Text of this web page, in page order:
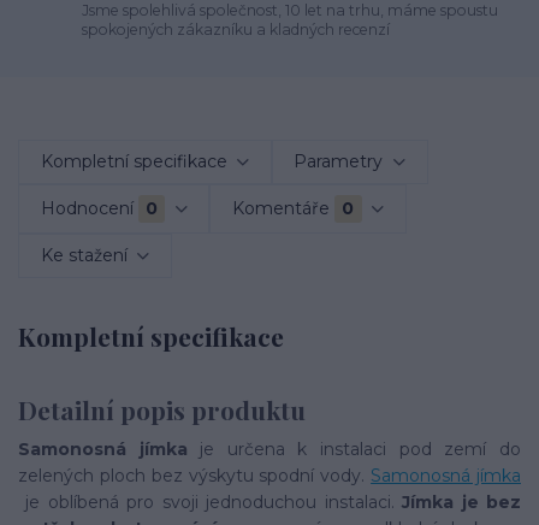
Jsme spolehlivá společnost, 10 let na trhu, máme spoustu
spokojených zákazníku a kladných recenzí
Kompletní specifikace Parametry
Hodnocení 0 Komentáře 0
Ke stažení
Kompletní specifikace
Detailní popis produktu
Samonosná jímka je určena k instalaci pod zemí do
zelených ploch bez výskytu spodní vody. Samonosná jímka
je oblíbená pro svoji jednoduchou instalaci.Jímka je bez